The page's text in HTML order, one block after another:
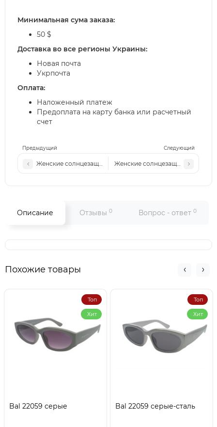
Предыдущий Следующий
Женские солнцезащитные очки MM 7022 c1 сталь-черные
Женские солнцезащитные очки
Минимальная сума заказа:
50 $
Доставка во все регионы Украины:
Новая почта
Укрпочта
Оплата:
Наложенный платеж
Предоплата на карту банка или расчетный
счет
Описание Отзывы 0 Вопрос - ответ 0
Похожие товары
Топ
Хит
Bal 22059 серые
Топ
Хит
Bal 22059 серые-сталь